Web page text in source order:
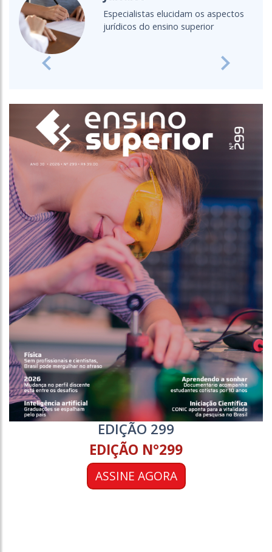
Fique por dentro das principais
discussões acerca do EAD
Previous Next
EDIÇÃO 299
EDIÇÃO N°299
ASSINE AGORA